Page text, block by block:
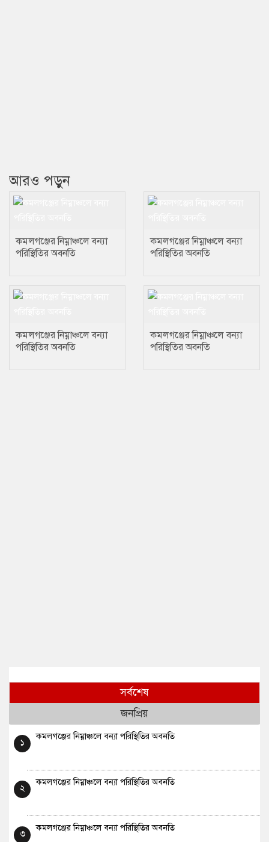
আরও পড়ুন
কমলগঞ্জের নিম্নাঞ্চলে বন্যা
পরিস্থিতির অবনতি
কমলগঞ্জের নিম্নাঞ্চলে বন্যা
পরিস্থিতির অবনতি
কমলগঞ্জের নিম্নাঞ্চলে বন্যা
পরিস্থিতির অবনতি
কমলগঞ্জের নিম্নাঞ্চলে বন্যা
পরিস্থিতির অবনতি
সর্বশেষ
জনপ্রিয়
১
কমলগঞ্জের নিম্নাঞ্চলে বন্যা পরিস্থিতির অবনতি
২
কমলগঞ্জের নিম্নাঞ্চলে বন্যা পরিস্থিতির অবনতি
৩
কমলগঞ্জের নিম্নাঞ্চলে বন্যা পরিস্থিতির অবনতি